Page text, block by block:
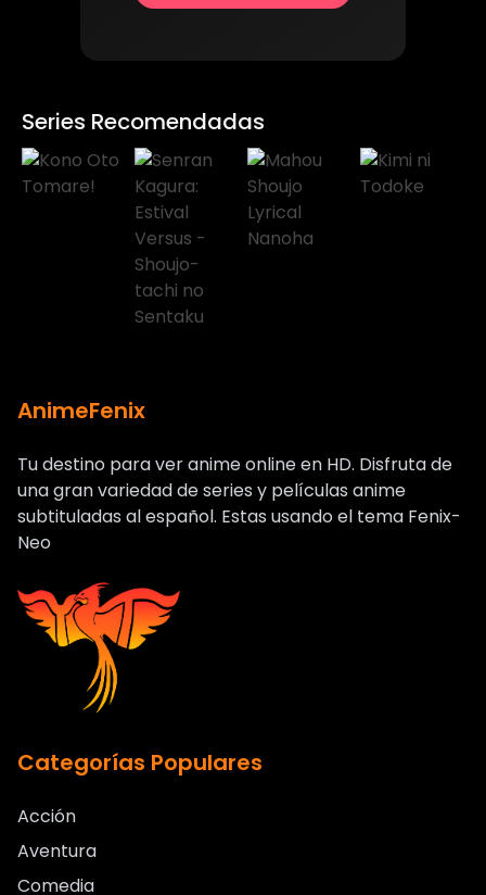
Series Recomendadas
AnimeFenix
Tu destino para ver anime online en HD. Disfruta de
una gran variedad de series y películas anime
subtituladas al español. Estas usando el tema Fenix-
Neo
Categorías Populares
Acción
Aventura
Comedia